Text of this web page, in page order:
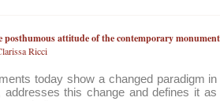
posthumous attitude of the contemporary
Ricci
today show a changed paradigm
addresses this change and defines it